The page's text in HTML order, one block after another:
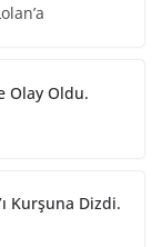
Olay Oldu.
Kurşuna Dizdi.